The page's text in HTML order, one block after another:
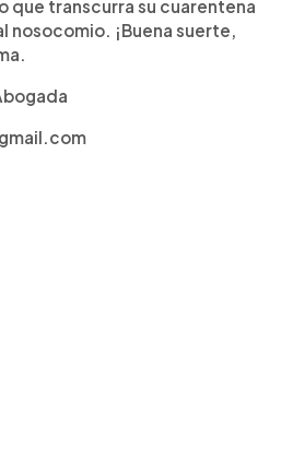
que transcurra su cuarentena
nosocomio. ¡Buena suerte,